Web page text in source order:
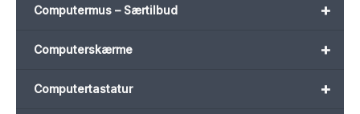
+
Computermus – Særtilbud
+
Computerskærme
+
Computertastatur